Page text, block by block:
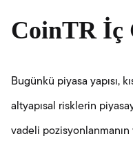
CoinTR İç
Bugünkü piyasa yapısı,
altyapısal risklerin
vadeli